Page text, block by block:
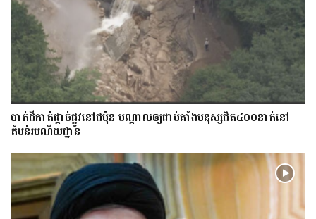
​បាក់​ដី​កាត់ផ្តាច់ផ្លូវ​​នៅជប៉ុន បណ្តាល​ឲ្យ​ជាប់​គាំង​​​មនុស្ស​ជិត​៤០០នាក់​នៅ
តំបន់រមណីយដ្ឋាន​